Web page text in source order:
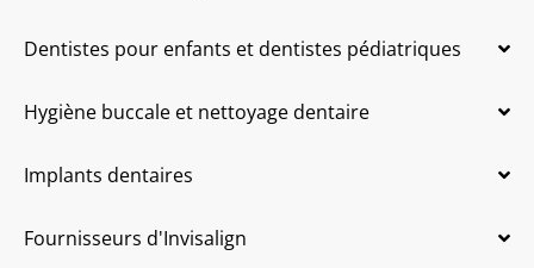
Dentistes pour enfants et dentistes pédiatriques
Hygiène buccale et nettoyage dentaire
Implants dentaires
Fournisseurs d'Invisalign